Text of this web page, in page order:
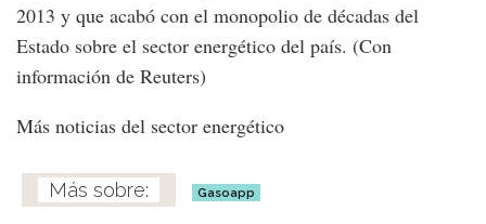
2013 y que acabó con el monopolio de décadas del
Estado sobre el sector energético del país. (Con
información de Reuters)
Más noticias del sector energético
Gasoapp